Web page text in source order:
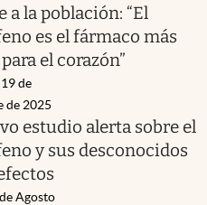
a la población: “El
es el fármaco más
el corazón”
de
de 2025
estudio alerta sobre el
y sus desconocidos
Agosto